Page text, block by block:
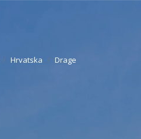
Hrvatska Drage